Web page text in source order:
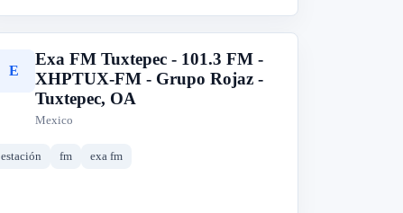
E
Exa FM Tuxtepec - 101.3 FM -
XHPTUX-FM - Grupo Rojaz -
Tuxtepec, OA
Mexico
estación fm exa fm